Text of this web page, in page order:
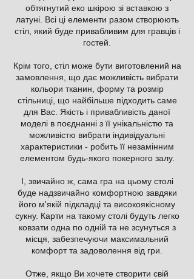
обтягнутий еко шкірою зі вставкою з
латуні. Всі ці елементи разом створюють
стіл, який буде привабливим для гравців і
гостей.
Крім того, стіл може бути виготовлений на
замовлення, що дає можливість вибрати
кольори тканин, форму та розмір
стільниці, що найбільше підходить саме
для Вас. Якість і привабливість даної
моделі в поєднанні з її унікальністю та
можливістю вибрати індивідуальні
характеристики - робить її незамінним
елементом будь-якого покерного залу.
І, звичайно ж, сама гра на цьому столі
буде надзвичайно комфортною завдяки
його м'якій підкладці та високоякісному
сукну. Карти на такому столі будуть легко
ковзати одна по одній та не зсунуться з
місця, забезпечуючи максимальний
комфорт та задоволення від гри.
Отже, якщо Ви хочете створити свій